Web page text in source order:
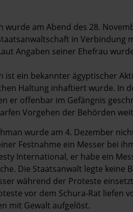
wurde am Abend des 28.
in Verbindung
Angaben seiner Ehefrau
ist ein bekannter ägyptischer
Haltung inhaftiert wurde. In
er offenbar im Gefängnis
Vorgehen der Behörden
wurde am 4. Dezember
Festnahme ein Messer bei
International, er habe ein
Die Staatsanwalt legte keine
während der Proteste
vor dem Schura-Rat liefen
mit Gewalt aufgelöst.